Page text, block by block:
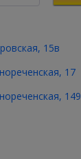
15в
17
149